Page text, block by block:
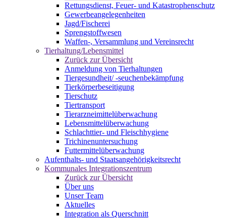
Rettungsdienst, Feuer- und Katastrophenschutz
Gewerbeangelegenheiten
Jagd/Fischerei
Sprengstoffwesen
Waffen-, Versammlung und Vereinsrecht
Tierhaltung/Lebensmittel
Zurück zur Übersicht
Anmeldung von Tierhaltungen
Tiergesundheit/ -seuchenbekämpfung
Tierkörperbeseitigung
Tierschutz
Tiertransport
Tierarzneimittelüberwachung
Lebensmittelüberwachung
Schlachttier- und Fleischhygiene
Trichinenuntersuchung
Futtermittelüberwachung
Aufenthalts- und Staatsangehörigkeitsrecht
Kommunales Integrationszentrum
Zurück zur Übersicht
Über uns
Unser Team
Aktuelles
Integration als Querschnitt